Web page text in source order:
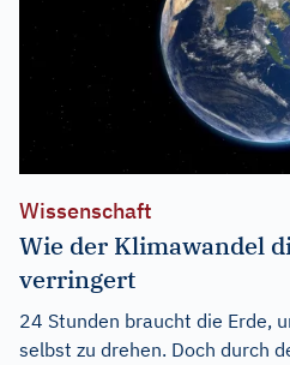
Wissenschaft
Wie der Klimawandel
verringert
24 Stunden braucht die Erde,
selbst zu drehen. Doch durch